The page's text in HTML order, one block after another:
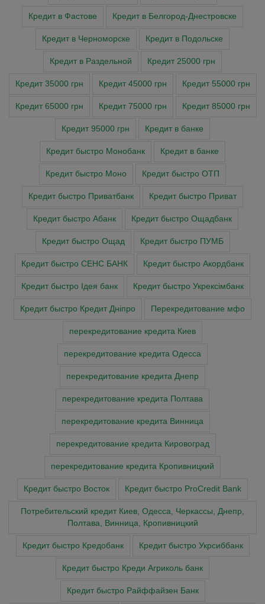
Кредит в Фастове Кредит в Белгород-Днестровске
Кредит в Черноморске Кредит в Подольске
Кредит в Раздельной Кредит 25000 грн
Кредит 35000 грн Кредит 45000 грн Кредит 55000 грн
Кредит 65000 грн Кредит 75000 грн Кредит 85000 грн
Кредит 95000 грн Кредит в банке
Кредит быстро Монобанк Кредит в банке
Кредит быстро Моно Кредит быстро ОТП
Кредит быстро Приватбанк Кредит быстро Приват
Кредит быстро Абанк Кредит быстро Ощадбанк
Кредит быстро Ощад Кредит быстро ПУМБ
Кредит быстро СЕНС БАНК Кредит быстро Акордбанк
Кредит быстро Ідея банк Кредит быстро Укрексімбанк
Кредит быстро Кредит Дніпро Перекредитование мфо
перекредитование кредита Киев
перекредитование кредита Одесса
перекредитование кредита Днепр
перекредитование кредита Полтава
перекредитование кредита Винница
перекредитование кредита Кировоград
перекредитование кредита Кропивницкий
Кредит быстро Восток Кредит быстро ProCredit Bank
Потребительский кредит Киев, Одесса, Черкассы, Днепр,
Полтава, Винница, Кропивницкий
Кредит быстро Кредобанк Кредит быстро Укрсиббанк
Кредит быстро Креди Агриколь банк
Кредит быстро Райффайзен Банк